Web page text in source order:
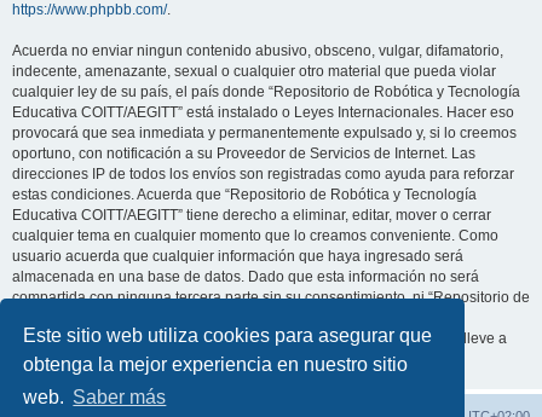
Este sitio web utiliza cookies para asegurar que
obtenga la mejor experiencia en nuestro sitio
web. Saber más
https://www.phpbb.com/.
Acuerda no enviar ningun contenido abusivo, obsceno, vulgar, difamatorio,
indecente, amenazante, sexual o cualquier otro material que pueda violar
cualquier ley de su país, el país donde “Repositorio de Robótica y Tecnología
Educativa COITT/AEGITT” está instalado o Leyes Internacionales. Hacer eso
provocará que sea inmediata y permanentemente expulsado y, si lo creemos
oportuno, con notificación a su Proveedor de Servicios de Internet. Las
direcciones IP de todos los envíos son registradas como ayuda para reforzar
estas condiciones. Acuerda que “Repositorio de Robótica y Tecnología
Educativa COITT/AEGITT” tiene derecho a eliminar, editar, mover o cerrar
cualquier tema en cualquier momento que lo creamos conveniente. Como
usuario acuerda que cualquier información que haya ingresado será
almacenada en una base de datos. Dado que esta información no será
compartida con ninguna tercera parte sin su consentimiento, ni “Repositorio de
considerarse responsables por cualquier intento de hacking que conlleve a
que los datos sean comprometidos.